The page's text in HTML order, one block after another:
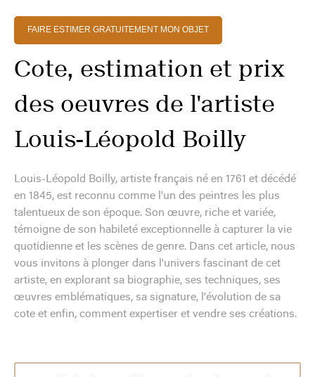
FAIRE ESTIMER GRATUITEMENT MON OBJET
Cote, estimation et prix
des oeuvres de l'artiste
Louis-Léopold Boilly
Louis-Léopold Boilly, artiste français né en 1761 et décédé
en 1845, est reconnu comme l'un des peintres les plus
talentueux de son époque. Son œuvre, riche et variée,
témoigne de son habileté exceptionnelle à capturer la vie
quotidienne et les scènes de genre. Dans cet article, nous
vous invitons à plonger dans l'univers fascinant de cet
artiste, en explorant sa biographie, ses techniques, ses
œuvres emblématiques, sa signature, l'évolution de sa
cote et enfin, comment expertiser et vendre ses créations.